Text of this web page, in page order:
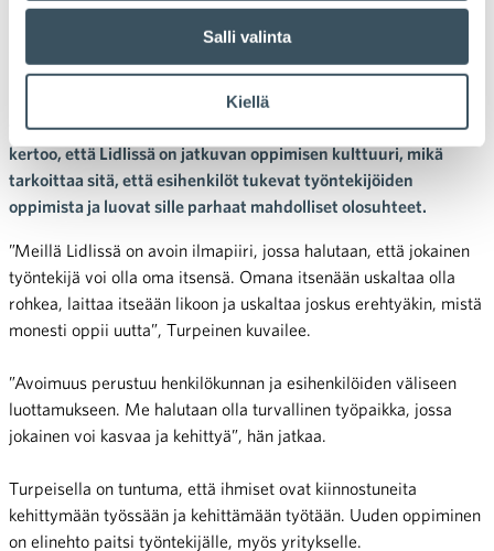
Salli valinta
Kiellä
Lidlissä tiedetään, että osaava ja oppiva henkilökunta on avain
yrityksen menestykseen. Lidlin HRD-päällikkö Elina Turpeinen
kertoo, että Lidlissä on jatkuvan oppimisen kulttuuri, mikä
tarkoittaa sitä, että esihenkilöt tukevat työntekijöiden
oppimista ja luovat sille parhaat mahdolliset olosuhteet.
”Meillä Lidlissä on avoin ilmapiiri, jossa halutaan, että jokainen
työntekijä voi olla oma itsensä. Omana itsenään uskaltaa olla
rohkea, laittaa itseään likoon ja uskaltaa joskus erehtyäkin, mistä
monesti oppii uutta”, Turpeinen kuvailee.
”Avoimuus perustuu henkilökunnan ja esihenkilöiden väliseen
luottamukseen. Me halutaan olla turvallinen työpaikka, jossa
jokainen voi kasvaa ja kehittyä”, hän jatkaa.
Turpeisella on tuntuma, että ihmiset ovat kiinnostuneita
kehittymään työssään ja kehittämään työtään. Uuden oppiminen
on elinehto paitsi työntekijälle, myös yritykselle.